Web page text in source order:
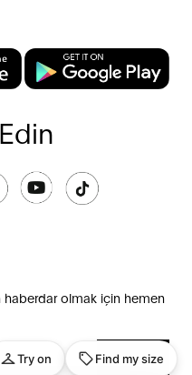
haberdar olmak için hemen
GÖNDER